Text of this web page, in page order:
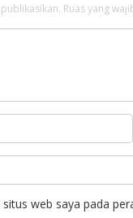
Ruas yang
web saya pada